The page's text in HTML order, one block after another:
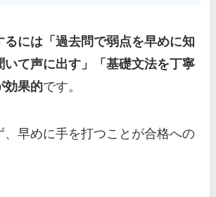
るには「過去問で弱点を早めに知
いて声に出す」「基礎文法を丁寧
効果的です。
、早めに手を打つことが合格への